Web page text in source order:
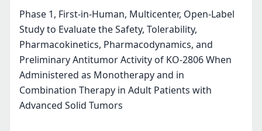
Phase 1, First-in-Human, Multicenter, Open-Label
Study to Evaluate the Safety, Tolerability,
Pharmacokinetics, Pharmacodynamics, and
Preliminary Antitumor Activity of KO-2806 When
Administered as Monotherapy and in
Combination Therapy in Adult Patients with
Advanced Solid Tumors